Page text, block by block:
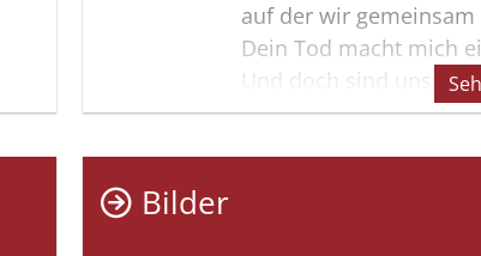
auf der wir gemeinsam
Dein Tod macht mich
Und doch sind unsere
mein Trost.
Bilder